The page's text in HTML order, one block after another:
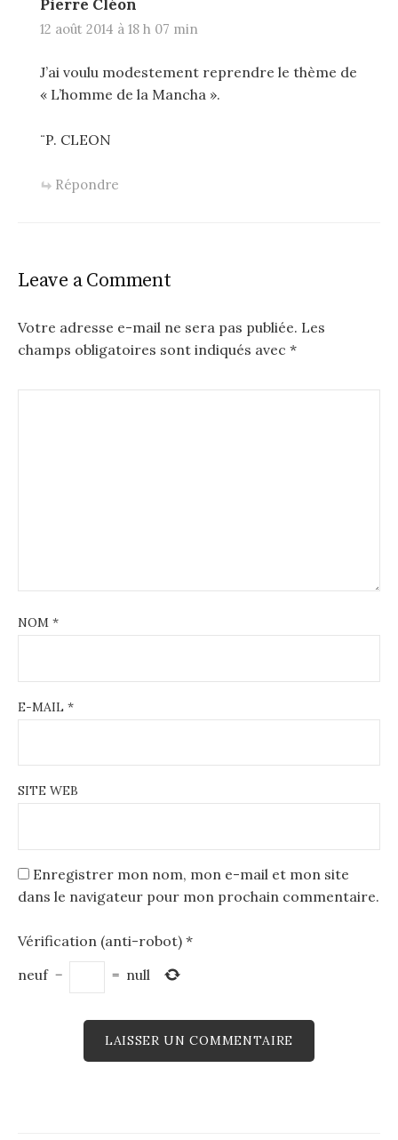
Pierre Cléon
12 août 2014 à 18 h 07 min
J’ai voulu modestement reprendre le thème de
« L’homme de la Mancha ».
¨P. CLEON
Répondre
Leave a Comment
Votre adresse e-mail ne sera pas publiée. Les
champs obligatoires sont indiqués avec *
NOM *
E-MAIL *
SITE WEB
Enregistrer mon nom, mon e-mail et mon site
dans le navigateur pour mon prochain commentaire.
Vérification (anti-robot) *
neuf − = null